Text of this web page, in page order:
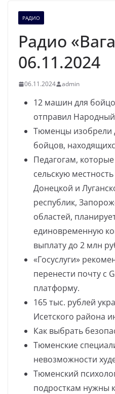
РАДИО
Радио
06.11.2024
06.11.2024 admin
12 машин для
отправил
Тюменцы изобрели
бойцов,
Педагогам,
сельскую
Донецкой и
республик,
областей,
единовременную
выплату до 2 млн
«Госуслуги»
перенести почту с
платформу.
165 тыс. рублей
Исетского района
Как выбрать
Тюменские
невозможности
Тюменский
подросткам нужны